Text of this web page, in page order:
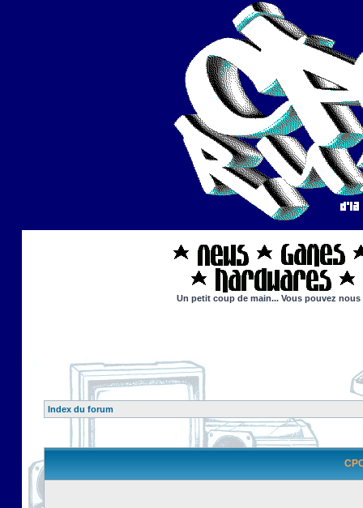
Un petit coup de main... Vous pouvez
Index du forum